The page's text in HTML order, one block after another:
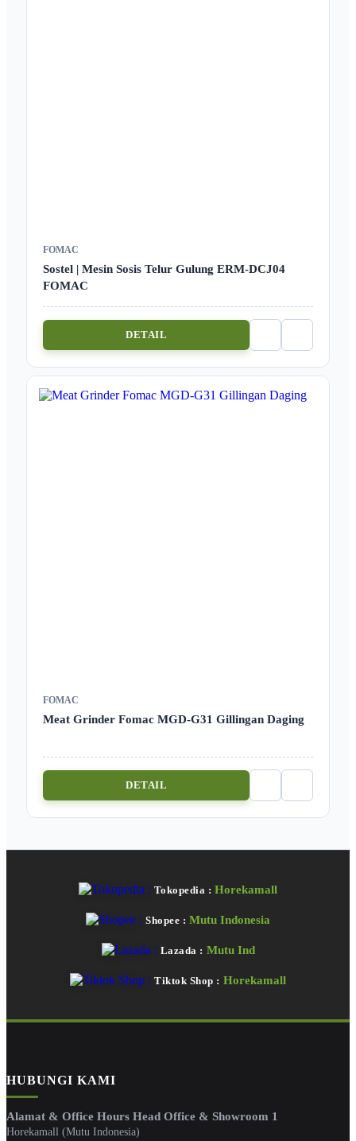
FOMAC
Sostel | Mesin Sosis Telur Gulung ERM-DCJ04
FOMAC
DETAIL
FOMAC
Meat Grinder Fomac MGD-G31 Gillingan Daging
DETAIL
Tokopedia : Horekamall
Shopee : Mutu Indonesia
Lazada : Mutu Ind
Tiktok Shop : Horekamall
HUBUNGI KAMI
Alamat & Office Hours Head Office & Showroom 1
Horekamall (Mutu Indonesia)